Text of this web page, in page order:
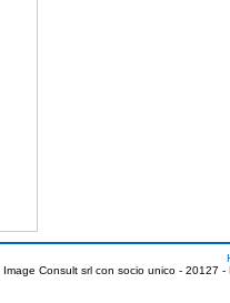
Image Consult srl con socio unico - 20127